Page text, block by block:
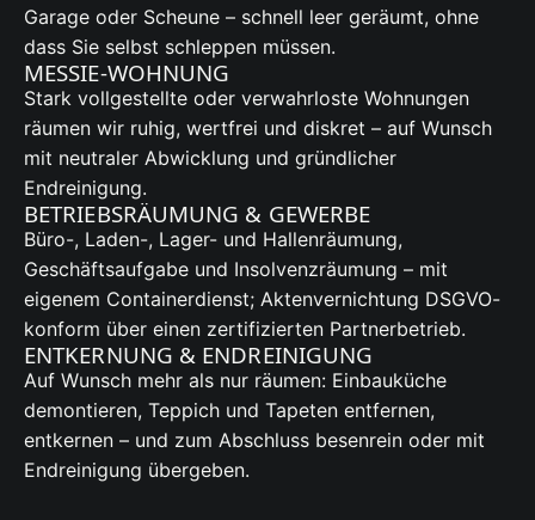
Garage oder Scheune – schnell leer geräumt, ohne
dass Sie selbst schleppen müssen.
MESSIE-WOHNUNG
Stark vollgestellte oder verwahrloste Wohnungen
räumen wir ruhig, wertfrei und diskret – auf Wunsch
mit neutraler Abwicklung und gründlicher
Endreinigung.
BETRIEBSRÄUMUNG & GEWERBE
Büro-, Laden-, Lager- und Hallenräumung,
Geschäftsaufgabe und Insolvenzräumung – mit
eigenem Containerdienst; Aktenvernichtung DSGVO-
konform über einen zertifizierten Partnerbetrieb.
ENTKERNUNG & ENDREINIGUNG
Auf Wunsch mehr als nur räumen: Einbauküche
demontieren, Teppich und Tapeten entfernen,
entkernen – und zum Abschluss besenrein oder mit
Endreinigung übergeben.